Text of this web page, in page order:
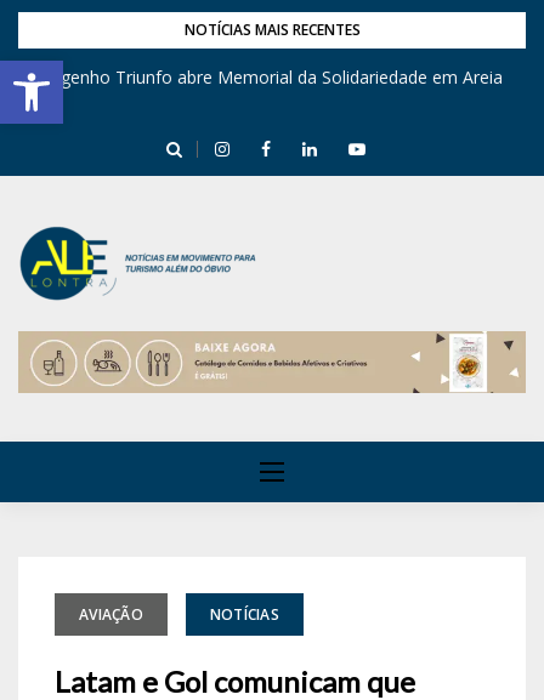
Barra de Ferramentas Aberta
NOTÍCIAS MAIS RECENTES
Engenho Triunfo abre Memorial da Solidariedade em Areia
AVIAÇÃO NOTÍCIAS
Latam e Gol comunicam que